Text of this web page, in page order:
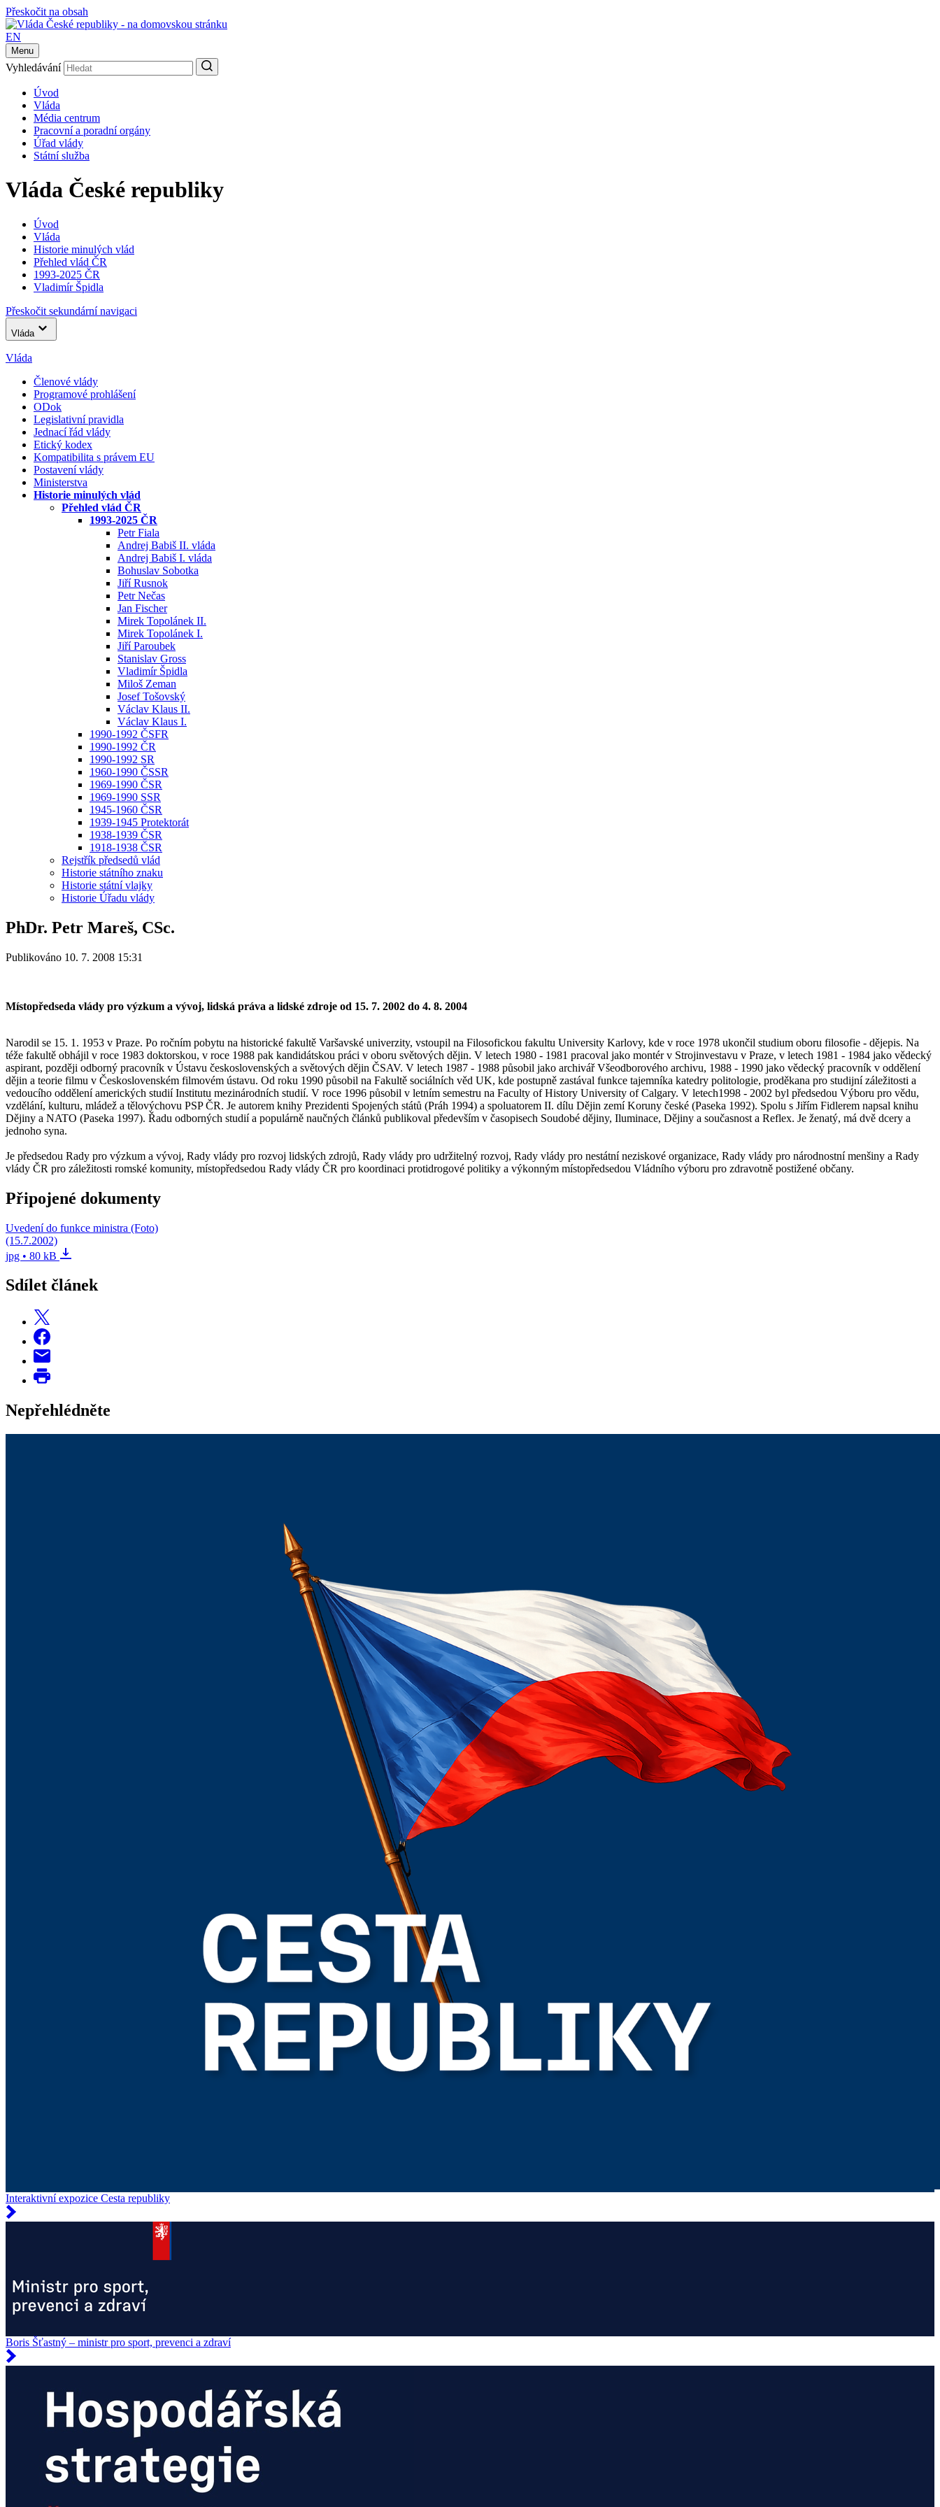
Přeskočit na obsah
EN
Menu
Vyhledávání
Úvod
Vláda
Média centrum
Pracovní a poradní orgány
Úřad vlády
Státní služba
Vláda České republiky
Úvod
Vláda
Historie minulých vlád
Přehled vlád ČR
1993-2025 ČR
Vladimír Špidla
Přeskočit sekundární navigaci
Vláda
Vláda
Členové vlády
Programové prohlášení
ODok
Legislativní pravidla
Jednací řád vlády
Etický kodex
Kompatibilita s právem EU
Postavení vlády
Ministerstva
Historie minulých vlád
Přehled vlád ČR
1993-2025 ČR
Petr Fiala
Andrej Babiš II. vláda
Andrej Babiš I. vláda
Bohuslav Sobotka
Jiří Rusnok
Petr Nečas
Jan Fischer
Mirek Topolánek II.
Mirek Topolánek I.
Jiří Paroubek
Stanislav Gross
Vladimír Špidla
Miloš Zeman
Josef Tošovský
Václav Klaus II.
Václav Klaus I.
1990-1992 ČSFR
1990-1992 ČR
1990-1992 SR
1960-1990 ČSSR
1969-1990 ČSR
1969-1990 SSR
1945-1960 ČSR
1939-1945 Protektorát
1938-1939 ČSR
1918-1938 ČSR
Rejstřík předsedů vlád
Historie státního znaku
Historie státní vlajky
Historie Úřadu vlády
PhDr. Petr Mareš, CSc.
Publikováno 10. 7. 2008 15:31
Místopředseda vlády pro výzkum a vývoj, lidská práva a lidské zdroje od 15. 7. 2002 do 4. 8. 2004
Narodil se 15. 1. 1953 v Praze. Po ročním pobytu na historické fakultě Varšavské univerzity, vstoupil na Filosofickou fakultu University Karlovy, kde v roce 1978 ukončil studium oboru filosofie - dějepis. Na
téže fakultě obhájil v roce 1983 doktorskou, v roce 1988 pak kandidátskou práci v oboru světových dějin. V letech 1980 - 1981 pracoval jako montér v Strojinvestavu v Praze, v letech 1981 - 1984 jako vědecký
aspirant, později odborný pracovník v Ústavu československých a světových dějin ČSAV. V letech 1987 - 1988 působil jako archivář Všeodborového archivu, 1988 - 1990 jako vědecký pracovník v oddělení
dějin a teorie filmu v Československém filmovém ústavu. Od roku 1990 působil na Fakultě sociálních věd UK, kde postupně zastával funkce tajemníka katedry politologie, proděkana pro studijní záležitosti a
vedoucího oddělení amerických studií Institutu mezinárodních studií. V roce 1996 působil v letním semestru na Faculty of History University of Calgary. V letech1998 - 2002 byl předsedou Výboru pro vědu,
vzdělání, kulturu, mládež a tělovýchovu PSP ČR. Je autorem knihy Prezidenti Spojených států (Práh 1994) a spoluatorem II. dílu Dějin zemí Koruny české (Paseka 1992). Spolu s Jiřím Fidlerem napsal knihu
Dějiny a NATO (Paseka 1997). Řadu odborných studií a populárně naučných článků publikoval především v časopisech Soudobé dějiny, Iluminace, Dějiny a současnost a Reflex. Je ženatý, má dvě dcery a
jednoho syna.
Je předsedou Rady pro výzkum a vývoj, Rady vlády pro rozvoj lidských zdrojů, Rady vlády pro udržitelný rozvoj, Rady vlády pro nestátní neziskové organizace, Rady vlády pro národnostní menšiny a Rady
vlády ČR pro záležitosti romské komunity, místopředsedou Rady vlády ČR pro koordinaci protidrogové politiky a výkonným místopředsedou Vládního výboru pro zdravotně postižené občany.
Připojené dokumenty
Uvedení do funkce ministra (Foto)
(15.7.2002)
jpg • 80 kB
Sdílet článek
Nepřehlédněte
Interaktivní expozice Cesta republiky
Boris Šťastný – ministr pro sport, prevenci a zdraví